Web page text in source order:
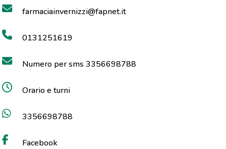
farmaciainvernizzi@fapnet.it
0131251619
Numero per sms 3356698788
Orario e turni
3356698788
Facebook